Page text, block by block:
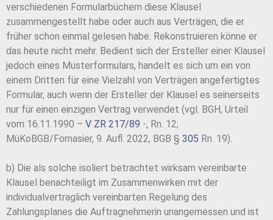
verschiedenen Formularbüchern diese Klausel
zusammengestellt habe oder auch aus Verträgen, die er
früher schon einmal gelesen habe. Rekonstruieren könne er
das heute nicht mehr. Bedient sich der Ersteller einer Klausel
jedoch eines Musterformulars, handelt es sich um ein von
einem Dritten für eine Vielzahl von Verträgen angefertigtes
Formular, auch wenn der Ersteller der Klausel es seinerseits
nur für einen einzigen Vertrag verwendet (vgl. BGH, Urteil
vom 16.11.1990 – V ZR 217/89 -, Rn. 12;
MüKoBGB/Fornasier, 9. Aufl. 2022, BGB § 305 Rn. 19).
b) Die als solche isoliert betrachtet wirksam vereinbarte
Klausel benachteiligt im Zusammenwirken mit der
individualvertraglich vereinbarten Regelung des
Zahlungsplanes die Auftragnehmerin unangemessen und ist